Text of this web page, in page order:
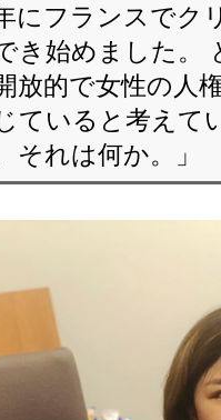
にフランスでク
き始めました。
放的で女性の人
ていると考えて
それは何か。」